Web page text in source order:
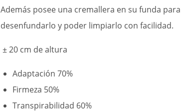
Además posee una cremallera en su funda para
desenfundarlo y poder limpiarlo con facilidad.
± 20 cm de altura
Adaptación 70%
Firmeza 50%
Transpirabilidad 60%